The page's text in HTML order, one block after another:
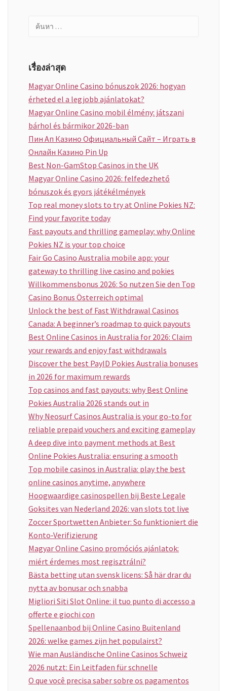
เรื่องค้นหา
เรื่องล่าสุด
Magyar Online Casino bónuszok 2026: hogyan
érheted el a legjobb ajánlatokat?
Magyar Online Casino mobil élmény: játszani
bárhol és bármikor 2026-ban
Пин Ап Казино Официальный Сайт – Играть в
Онлайн Казино Pin Up
Best Non-GamStop Casinos in the UK
Magyar Online Casino 2026: felfedezhető
bónuszok és gyors játékélmények
Top real money slots to try at Online Pokies NZ:
Find your favorite today
Fast payouts and thrilling gameplay: why Online
Pokies NZ is your top choice
Fair Go Casino Australia mobile app: your
gateway to thrilling live casino and pokies
Willkommensbonus 2026: So nutzen Sie den Top
Casino Bonus Österreich optimal
Unlock the best of Fast Withdrawal Casinos
Canada: A beginner’s roadmap to quick payouts
Best Online Casinos in Australia for 2026: Claim
your rewards and enjoy fast withdrawals
Discover the best PayID Pokies Australia bonuses
in 2026 for maximum rewards
Top casinos and fast payouts: why Best Online
Pokies Australia 2026 stands out in
Why Neosurf Casinos Australia is your go-to for
reliable prepaid vouchers and exciting gameplay
A deep dive into payment methods at Best
Online Pokies Australia: ensuring a smooth
Top mobile casinos in Australia: play the best
online casinos anytime, anywhere
Hoogwaardige casinospellen bij Beste Legale
Goksites van Nederland 2026: van slots tot live
Zoccer Sportwetten Anbieter: So funktioniert die
Konto‑Verifizierung
Magyar Online Casino promóciós ajánlatok:
miért érdemes most regisztrálni?
Bästa betting utan svensk licens: Så här drar du
nytta av bonusar och snabba
Migliori Siti Slot Online: il tuo punto di accesso a
offerte e giochi con
Spellenaanbod bij Online Casino Buitenland
2026: welke games zijn het populairst?
Wie man Ausländische Online Casinos Schweiz
2026 nutzt: Ein Leitfaden für schnelle
O que você precisa saber sobre os pagamentos